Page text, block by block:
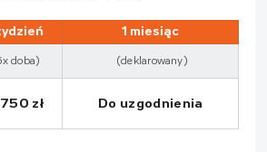
1 miesiąc
doba) (deklarowany)
zł Do uzgodnienia